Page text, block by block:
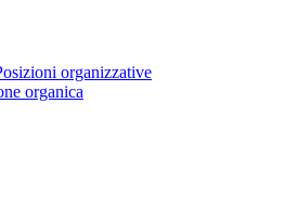
organizzative
organica